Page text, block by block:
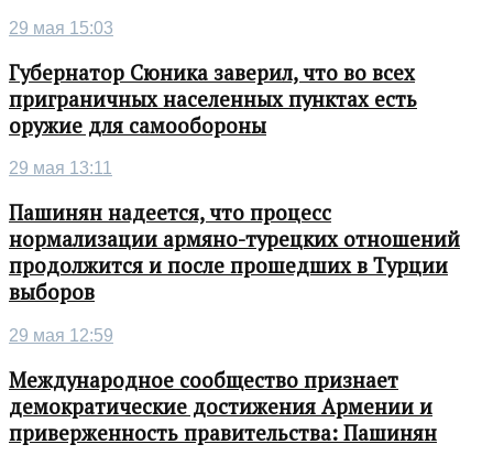
29 мая 15:03
Губернатор Сюника заверил, что во всех
приграничных населенных пунктах есть
оружие для самообороны
29 мая 13:11
Пашинян надеется, что процесс
нормализации армяно-турецких отношений
продолжится и после прошедших в Турции
выборов
29 мая 12:59
Международное сообщество признает
демократические достижения Армении и
приверженность правительства: Пашинян